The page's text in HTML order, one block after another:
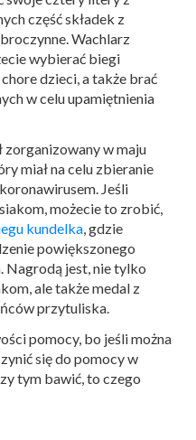
część składek z
Wachlarz
wybierać biegi
dzieci, a także brać
w celu upamiętnienia
zorganizowany w maju
miał na celu zbieranie
Jeśli
możecie to zrobić,
kundelka, gdzie
powiększonego
Nagrodą jest, nie tylko
ale także medal z
przytuliska.
pomocy, bo jeśli można
się do pomocy w
tym bawić, to czego